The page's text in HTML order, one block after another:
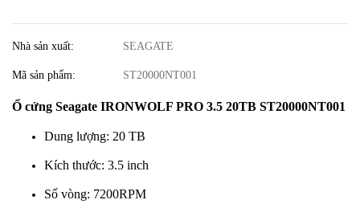
Nhà sản xuất: SEAGATE
Mã sản phẩm: ST20000NT001
Ổ cứng Seagate IRONWOLF PRO 3.5 20TB ST20000NT001
Dung lượng: 20 TB
Kích thước: 3.5 inch
Số vòng: 7200RPM